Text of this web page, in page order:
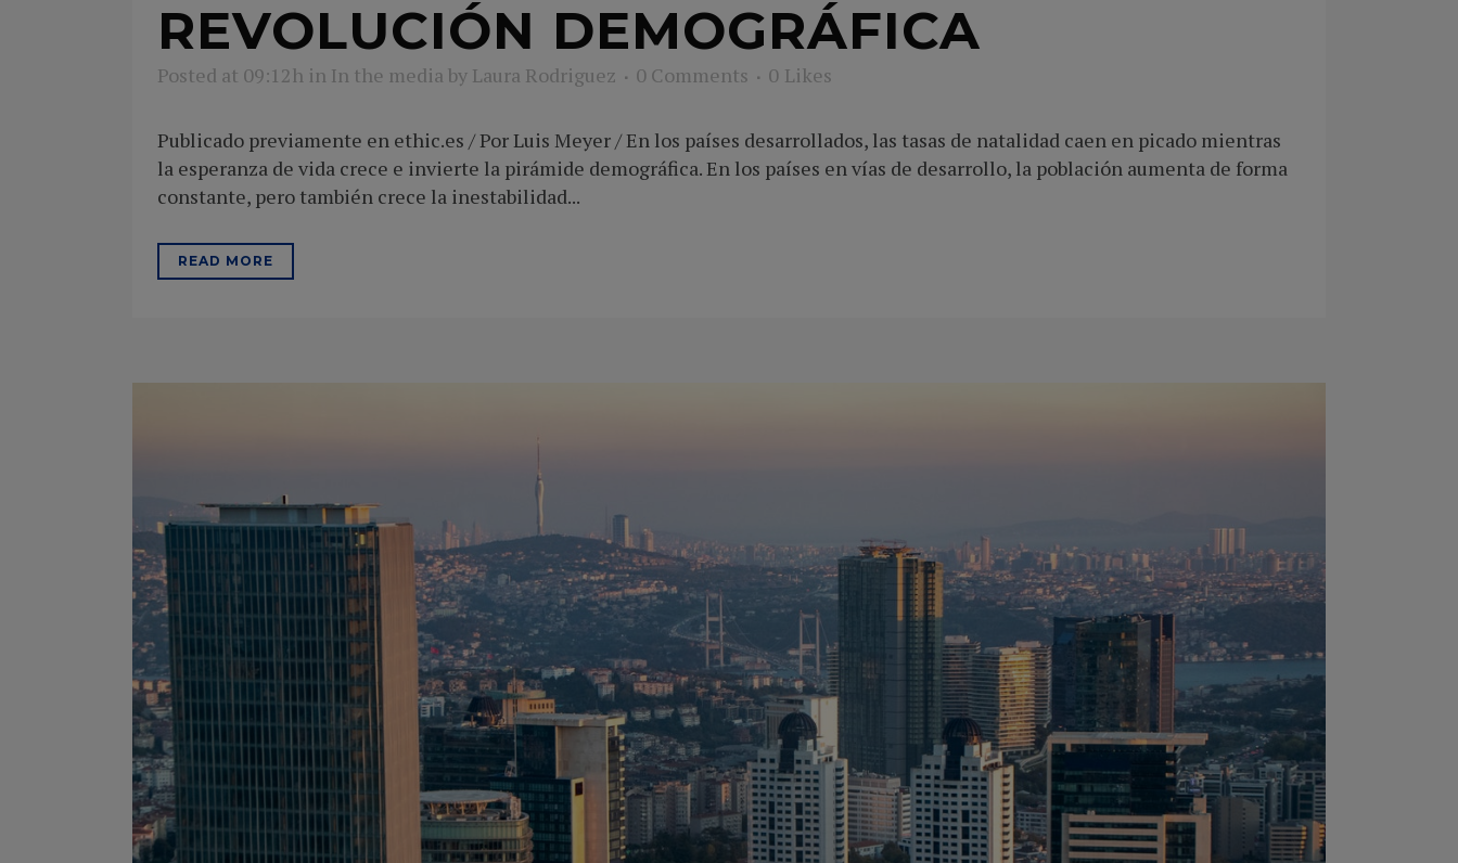
REVOLUCIÓN DEMOGRÁFICA
Posted at 09:12h in In the media by Laura Rodriguez 0 Comments 0 Likes
Publicado previamente en ethic.es / Por Luis Meyer / En los países desarrollados, las tasas de natalidad caen en picado mientras
la esperanza de vida crece e invierte la pirámide demográfica. En los países en vías de desarrollo, la población aumenta de forma
constante, pero también crece la inestabilidad...
READ MORE